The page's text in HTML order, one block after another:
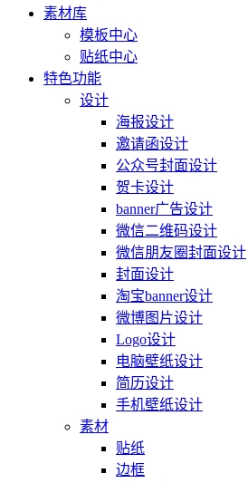
素材库
模板中心
贴纸中心
特色功能
设计
海报设计
邀请函设计
公众号封面设计
贺卡设计
banner广告设计
微信二维码设计
微信朋友圈封面设计
封面设计
淘宝banner设计
微博图片设计
Logo设计
电脑壁纸设计
简历设计
手机壁纸设计
素材
贴纸
边框